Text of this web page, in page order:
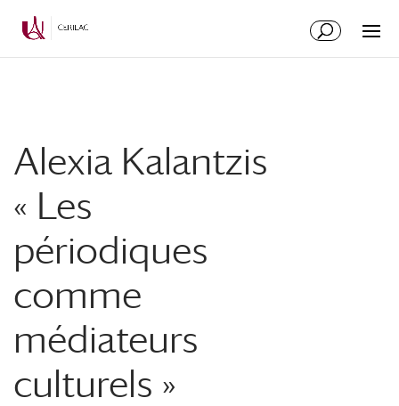
Alexia Kalantzis
« Les
périodiques
comme
médiateurs
culturels »